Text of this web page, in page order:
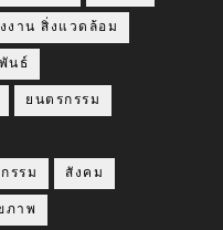
งาน สิ่งแวดล้อม
นธ์
ยนตรกรรม
รรม สังคม
ภาพ